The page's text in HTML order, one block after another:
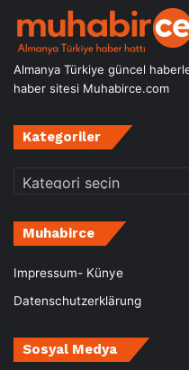
Almanya Türkiye güncel
haber sitesi Muhabirce.com
Kategoriler
Kategoriler
Muhabirce
Impressum- Künye
Datenschutzerklärung
Sosyal Medya